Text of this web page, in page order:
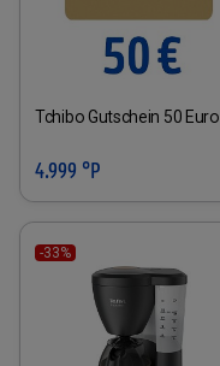
Tchibo Gutschein 50 Euro
4.999 °P
-33%